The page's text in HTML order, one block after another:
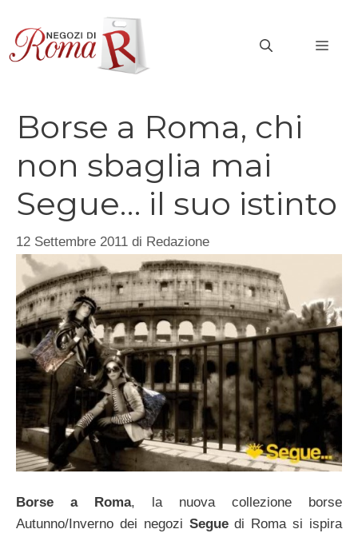
contenuto
Borse a Roma, chi
non sbaglia mai
Segue… il suo istinto
12 Settembre 2011 di Redazione
Borse a Roma, la nuova collezione borse
Autunno/Inverno dei negozi Seguedi Roma si ispira